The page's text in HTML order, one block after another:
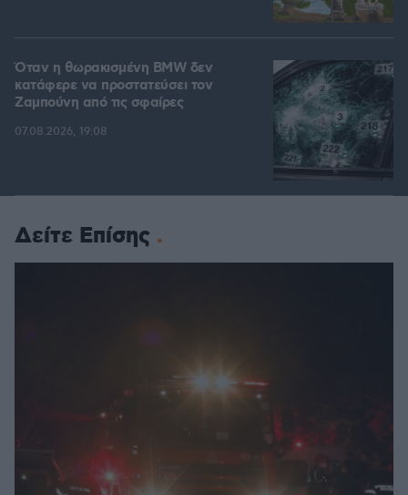
Όταν η θωρακισμένη BMW δεν
κατάφερε να προστατεύσει τον
Ζαμπούνη από τις σφαίρες
07.08.2026, 19:08
Δείτε Επίσης